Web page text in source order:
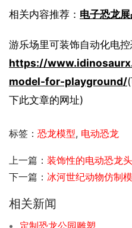
相关内容推荐： 电子恐龙
游乐场里可装饰自动化电控
https://
model-for-playground/
下此文章的网址)
标签： 恐龙模型, 电动恐龙
上一篇： 装饰性的电动恐龙
下一篇： 冰河世纪动物仿制
相关新闻
定制恐龙公园雕塑